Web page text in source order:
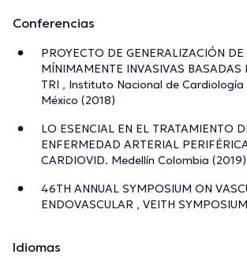
Conferencias
PROYECTO DE GENERALIZACIÓN DE
MÍNIMAMENTE INVASIVAS BASADAS
TRI , Instituto Nacional de Cardiología
México (2018)
LO ESENCIAL EN EL TRATAMIENTO
ENFERMEDAD ARTERIAL
CARDIOVID. Medellín Colombia (2019)
46TH ANNUAL SYMPOSIUM ON
ENDOVASCULAR , VEITH
Idiomas